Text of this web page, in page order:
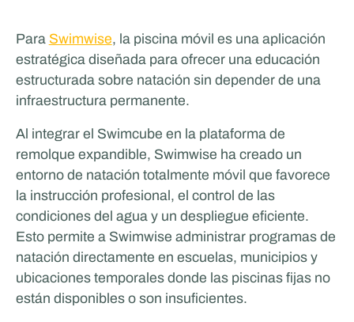
Glenn van Straalen
TRABAJO Y APRENDIZAJE MÓVILES
Odoo
Para Swimwise, la piscina móvil es una aplicación
estratégica diseñada para ofrecer una educación
estructurada sobre natación sin depender de una
infraestructura permanente.
Al integrar el Swimcube en la plataforma de
remolque expandible, Swimwise ha creado un
entorno de natación totalmente móvil que favorece
la instrucción profesional, el control de las
condiciones del agua y un despliegue eficiente.
Esto permite a Swimwise administrar programas de
natación directamente en escuelas, municipios y
ubicaciones temporales donde las piscinas fijas no
están disponibles o son insuficientes.